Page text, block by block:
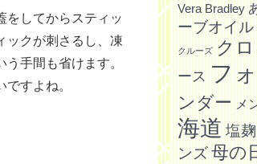
をしてからスティッ
ックが刺さるし、凍
手間も省けます。
すよね。
Vera Bradley
ーブオイル
クルーズ ク
ース フ
ンダー メ
海道 塩麹
ンズ母の